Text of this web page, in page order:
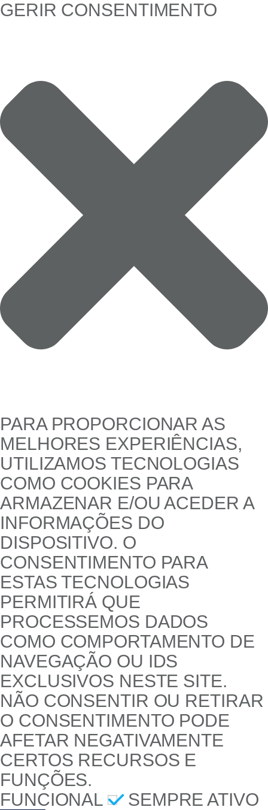
GERIR CONSENTIMENTO
PARA PROPORCIONAR AS
MELHORES EXPERIÊNCIAS,
UTILIZAMOS TECNOLOGIAS
COMO COOKIES PARA
ARMAZENAR E/OU ACEDER A
INFORMAÇÕES DO
DISPOSITIVO. O
CONSENTIMENTO PARA
ESTAS TECNOLOGIAS
PERMITIRÁ QUE
PROCESSEMOS DADOS
COMO COMPORTAMENTO DE
NAVEGAÇÃO OU IDS
EXCLUSIVOS NESTE SITE.
NÃO CONSENTIR OU RETIRAR
O CONSENTIMENTO PODE
AFETAR NEGATIVAMENTE
CERTOS RECURSOS E
FUNÇÕES.
FUNCIONAL
SEMPRE ATIVO